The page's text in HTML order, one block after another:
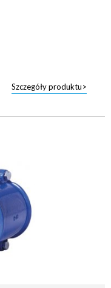
Szczegóły produktu>